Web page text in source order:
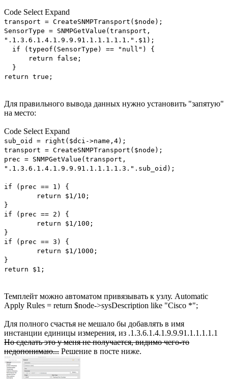
Code Select Expand
transport = CreateSNMPTransport($node);
SensorType = SNMPGetValue(transport,
".1.3.6.1.4.1.9.9.91.1.1.1.1.1.".$1);
if (typeof(SensorType) == "null") {
return false;
}
return true;
Для правильного вывода данных нужно установить "запятую"
на место:
Code Select Expand
sub_oid = right($dci->name,4);
transport = CreateSNMPTransport($node);
prec = SNMPGetValue(transport,
".1.3.6.1.4.1.9.9.91.1.1.1.1.3.".sub_oid);
if (prec == 1) {
return $1/10;
}
if (prec == 2) {
return $1/100;
}
if (prec == 3) {
return $1/1000;
}
return $1;
Темплейт можно автоматом привязывать к узлу. Automatic
Apply Rules = return $node->sysDescription like "Cisco *";
Для полного счастья не мешало бы добавлять в имя
инстанции единицы измерения, из .1.3.6.1.4.1.9.9.91.1.1.1.1.1
Но сделать это у меня не получается, видимо чего-то
недопонимаю... Решение в посте ниже.